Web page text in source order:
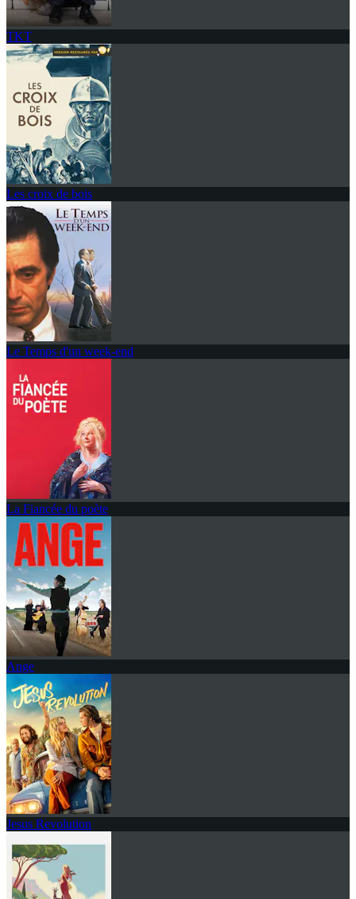
TKT
Les croix de bois
Le Temps d'un week-end
La Fiancée du poète
Ange
Jesus Revolution